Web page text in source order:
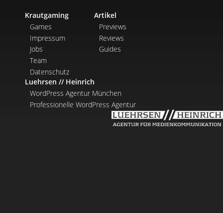
Krautgaming
Games
Impressum
Jobs
Team
Datenschutz
Artikel
Previews
Reviews
Guides
Luehrsen // Heinrich
WordPress Agentur München
Professionelle WordPress Agentur